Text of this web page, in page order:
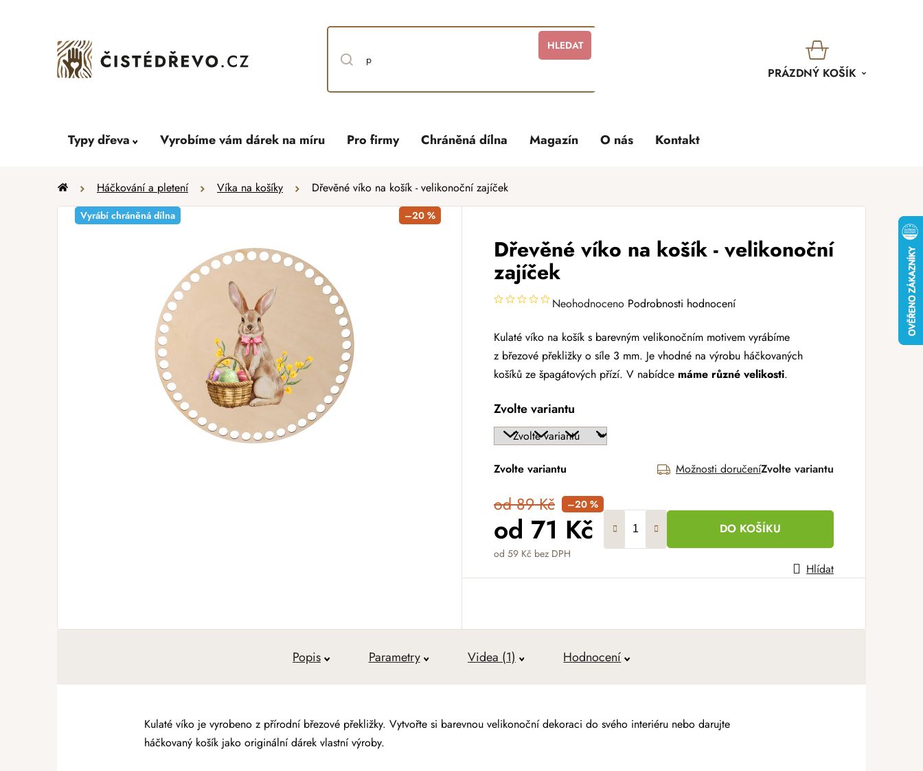
HLEDAT
KOŠÍK
PRÁZDNÝ KOŠÍK
Typy dřeva Vyrobíme vám dárek na míru Pro firmy Chráněná dílna Magazín O nás Kontakt
Domů Háčkování a pletení Víka na košíky Dřevěné víko na košík - velikonoční zajíček
Dřevěné víko na košík - velikonoční
zajíček
Neohodnoceno Podrobnosti hodnocení
Kulaté víko na košík s barevným velikonočním motivem vyrábíme
z březové překližky o síle 3 mm. Je vhodné na výrobu háčkovaných
košíků ze špagátových přízí. V nabídce máme různé velikosti.
Zvolte variantu
Zvolte variantu Možnosti doručeníZvolte variantu
od 89 Kč –20 %
od 71 Kč
od 59 Kč bez DPH
Měrná cena:
DO KOŠÍKU
Hlídat
Vyrábí chráněná dílna –20 %
Popis Parametry Videa (1) Hodnocení
Kulaté víko je vyrobeno z přírodní březové překližky. Vytvořte si barevnou velikonoční dekoraci do svého interiéru nebo darujte
háčkovaný košík jako originální dárek vlastní výroby.